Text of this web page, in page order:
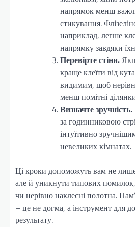
напрямок менш
стикування.
наприклад, легше
напрямку завдяки
Перевірте стіни.
краще клеїти від
видимим, щоб
менш помітні
Визначте зручність.
за годинниковою
інтуїтивно
невеликих кімнатах.
Ці кроки допоможуть вам не
але й уникнути типових
чи нерівно наклеєні полотна.
– це не догма, а інструмент для
результату.